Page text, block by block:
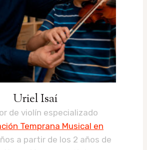
Uriel Isaí
de violín especializado
Temprana Musical en
a partir de los 2 años de